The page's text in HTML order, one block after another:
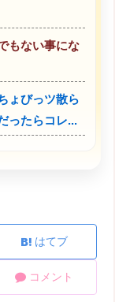
もない事にな
ょびっツ散ら
ったらコレ...
はてブ
コメント